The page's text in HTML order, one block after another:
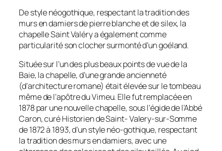
De style néogothique, respectant la tradition des
murs en damiers de pierre blanche et de silex, la
chapelle Saint Valéry a également comme
particularité son clocher surmonté d’un goéland.
Située sur l’un des plus beaux points de vue de la
Baie, la chapelle, d’une grande ancienneté
(d’architecture romane) était élevée sur le tombeau
même de l’apôtre du Vimeu. Elle fut remplacée en
1878 par une nouvelle chapelle, sous l’égide de l’Abbé
Caron, curé Historien de Saint- Valery-sur-Somme
de 1872 à 1893, d’un style néo-gothique, respectant
la tradition des murs en damiers, avec une